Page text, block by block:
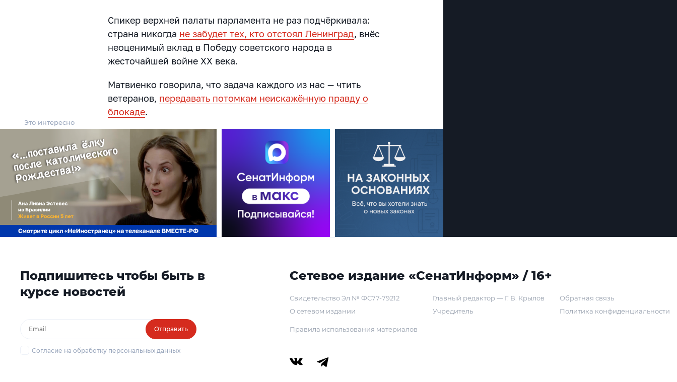
Спикер верхней палаты парламента не раз подчёркивала:
страна никогда не забудет тех, кто отстоял Ленинград, внёс
неоценимый вклад в Победу советского народа в
жесточайшей войне ХХ века.
Матвиенко говорила, что задача каждого из нас — чтить
ветеранов, передавать потомкам неискажённую правду о
блокаде.
Это интересно
Подпишитесь чтобы быть в
курсе новостей
Отправить
Согласие на обработку персональных данных
Сетевое издание «СенатИнформ» / 16+
Свидетельство Эл № ФС77-79212
О сетевом издании
Главный редактор — Г. В. Крылов
Учредитель
Обратная связь
Политика конфиденциальности
Правила использования материалов